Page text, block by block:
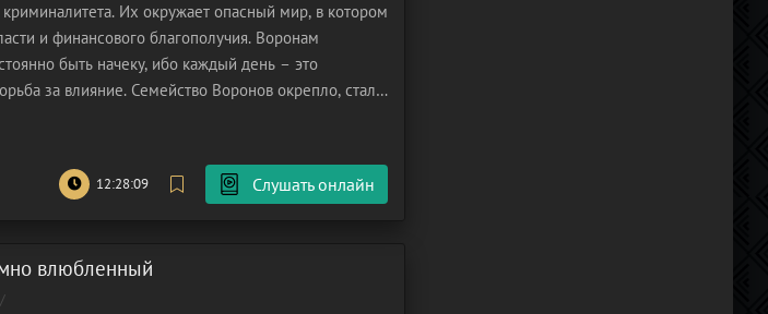
криминалитета. Их окружает опасный мир, в котором
и финансового благополучия. Воронам
быть начеку, ибо каждый день – это
за влияние. Семейство Воронов окрепло, стало
12:28:09 Слушать онлайн
влюбленный